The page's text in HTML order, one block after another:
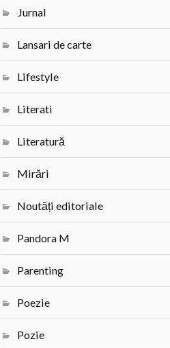
Jurnal
Lansari de carte
Lifestyle
Literati
Literatură
Mirări
Noutăți editoriale
Pandora M
Parenting
Poezie
Pozie